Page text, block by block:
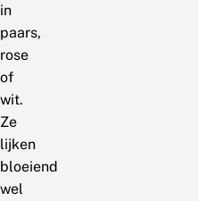
in
paars,
rose
of
wit.
Ze
lijken
bloeiend
wel